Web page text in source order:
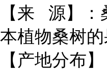
【来 源】：
本植物桑树的
【产地分布